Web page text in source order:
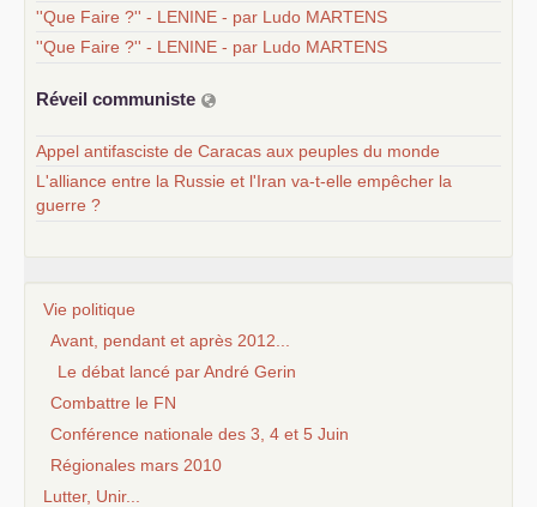
''Que Faire ?'' - LENINE - par Ludo MARTENS
''Que Faire ?'' - LENINE - par Ludo MARTENS
Réveil communiste
Appel antifasciste de Caracas aux peuples du monde
L'alliance entre la Russie et l'Iran va-t-elle empêcher la
guerre ?
Vie politique
Avant, pendant et après 2012...
Le débat lancé par André Gerin
Combattre le FN
Conférence nationale des 3, 4 et 5 Juin
Régionales mars 2010
Lutter, Unir...